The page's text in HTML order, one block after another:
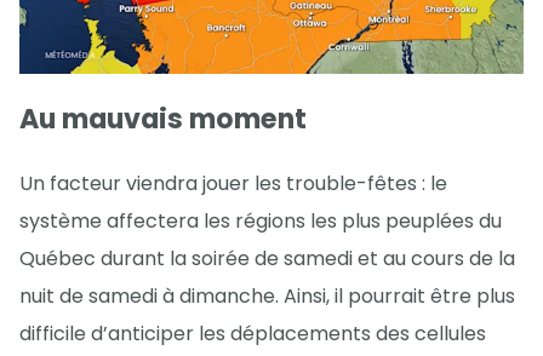
Au mauvais moment
Un facteur viendra jouer les trouble-fêtes : le
système affectera les régions les plus peuplées du
Québec durant la soirée de samedi et au cours de la
nuit de samedi à dimanche. Ainsi, il pourrait être plus
difficile d’anticiper les déplacements des cellules